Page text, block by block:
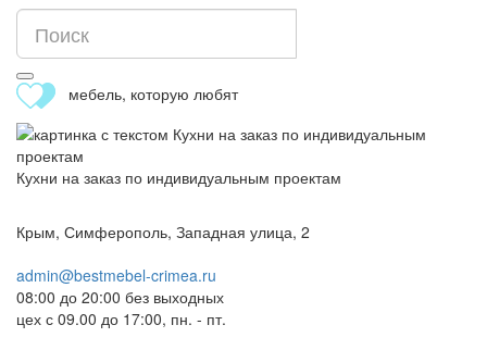
мебель, которую любят
Кухни на заказ по индивидуальным проектам
Крым, Симферополь, Западная улица, 2
admin@bestmebel-crimea.ru
08:00 до 20:00 без выходных
цех с 09.00 до 17:00, пн. - пт.